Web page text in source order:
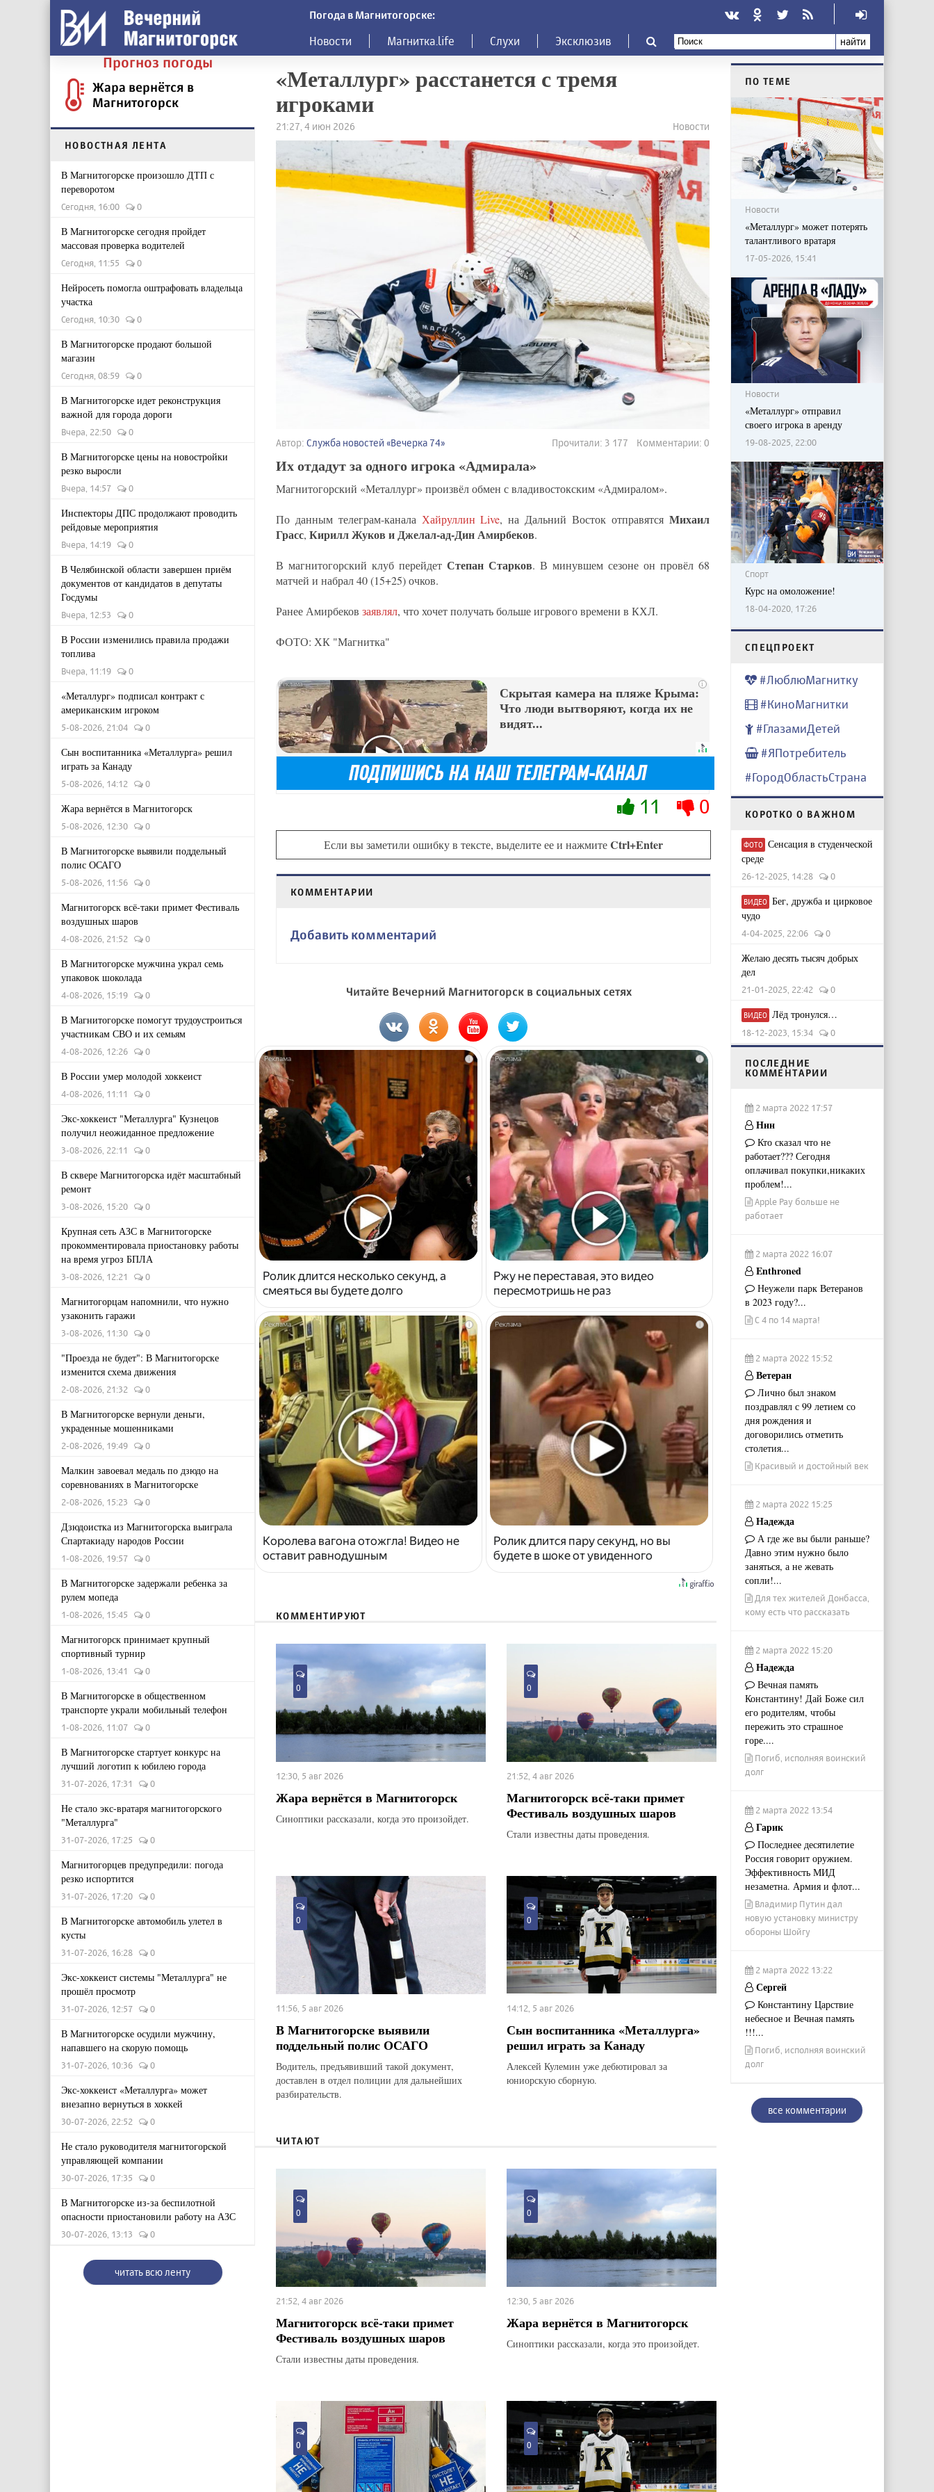
Погода в Магнитогорске:
Новости Магнитка.life Слухи Эксклюзив найти
Прогноз погоды
Жара вернётся в
Магнитогорск
НОВОСТНАЯ ЛЕНТА
В Магнитогорске произошло ДТП с
переворотом
Сегодня, 16:00 0
В Магнитогорске сегодня пройдет
массовая проверка водителей
Сегодня, 11:55 0
Нейросеть помогла оштрафовать владельца
участка
Сегодня, 10:30 0
В Магнитогорске продают большой
магазин
Сегодня, 08:59 0
В Магнитогорске идет реконструкция
важной для города дороги
Вчера, 22:50 0
В Магнитогорске цены на новостройки
резко выросли
Вчера, 14:57 0
Инспекторы ДПС продолжают проводить
рейдовые мероприятия
Вчера, 14:19 0
В Челябинской области завершен приём
документов от кандидатов в депутаты
Госдумы
Вчера, 12:53 0
В России изменились правила продажи
топлива
Вчера, 11:19 0
«Металлург» подписал контракт с
американским игроком
5-08-2026, 21:04 0
Сын воспитанника «Металлурга» решил
играть за Канаду
5-08-2026, 14:12 0
Жара вернётся в Магнитогорск
5-08-2026, 12:30 0
В Магнитогорске выявили поддельный
полис ОСАГО
5-08-2026, 11:56 0
Магнитогорск всё-таки примет Фестиваль
воздушных шаров
4-08-2026, 21:52 0
В Магнитогорске мужчина украл семь
упаковок шоколада
4-08-2026, 15:19 0
В Магнитогорске помогут трудоустроиться
участникам СВО и их семьям
4-08-2026, 12:26 0
В России умер молодой хоккеист
4-08-2026, 11:11 0
Экс-хоккеист "Металлурга" Кузнецов
получил неожиданное предложение
3-08-2026, 22:11 0
В сквере Магнитогорска идёт масштабный
ремонт
3-08-2026, 15:20 0
Крупная сеть АЗС в Магнитогорске
прокомментировала приостановку работы
на время угроз БПЛА
3-08-2026, 12:21 0
Магнитогорцам напомнили, что нужно
узаконить гаражи
3-08-2026, 11:30 0
"Проезда не будет": В Магнитогорске
изменится схема движения
2-08-2026, 21:32 0
В Магнитогорске вернули деньги,
украденные мошенниками
2-08-2026, 19:49 0
Малкин завоевал медаль по дзюдо на
соревнованиях в Магнитогорске
2-08-2026, 15:23 0
Дзюдоистка из Магнитогорска выиграла
Спартакиаду народов России
1-08-2026, 19:57 0
В Магнитогорске задержали ребенка за
рулем мопеда
1-08-2026, 15:45 0
Магнитогорск принимает крупный
спортивный турнир
1-08-2026, 13:41 0
В Магнитогорске в общественном
транспорте украли мобильный телефон
1-08-2026, 11:07 0
В Магнитогорске стартует конкурс на
лучший логотип к юбилею города
31-07-2026, 17:31 0
Не стало экс-вратаря магнитогорского
"Металлурга"
31-07-2026, 17:25 0
Магнитогорцев предупредили: погода
резко испортится
31-07-2026, 17:20 0
В Магнитогорске автомобиль улетел в
кусты
31-07-2026, 16:28 0
Экс-хоккеист системы "Металлурга" не
прошёл просмотр
31-07-2026, 12:57 0
В Магнитогорске осудили мужчину,
напавшего на скорую помощь
31-07-2026, 10:36 0
Экс-хоккеист «Металлурга» может
внезапно вернуться в хоккей
30-07-2026, 22:52 0
Не стало руководителя магнитогорской
управляющей компании
30-07-2026, 17:35 0
В Магнитогорске из-за беспилотной
опасности приостановили работу на АЗС
30-07-2026, 13:13 0
читать всю ленту
«Металлург» расстанется с тремя
игроками
21:27, 4 июн 2026 Новости
Автор: Служба новостей «Вечерка 74» Прочитали: 3 177 Комментарии: 0
Их отдадут за одного игрока «Адмирала»
Магнитогорский «Металлург» произвёл обмен с владивостокским «Адмиралом».
По данным телеграм-канала Хайруллин Live, на Дальний Восток отправятся Михаил
Грасс, Кирилл Жуков и Джелал-ад-Дин Амирбеков.
В магнитогорский клуб перейдет Степан Старков. В минувшем сезоне он провёл 68
матчей и набрал 40 (15+25) очков.
Ранее Амирбеков заявлял, что хочет получать больше игрового времени в КХЛ.
ФОТО: ХК "Магнитка"
i
Скрытая камера на пляже Крыма:
Что люди вытворяют, когда их не
видят...
11 0
Если вы заметили ошибку в тексте, выделите ее и нажмитеCtrl+Enter
КОММЕНТАРИИ
Добавить комментарий
Читайте Вечерний Магнитогорск в социальных сетях
i
Ролик длится несколько секунд, а
смеяться вы будете долго
i
Ржу не переставая, это видео
пересмотришь не раз
i
Королева вагона отожгла! Видео не
оставит равнодушным
i
Ролик длится пару секунд, но вы
будете в шоке от увиденного
КОММЕНТИРУЮТ
0
12:30, 5 авг 2026
Жара вернётся в Магнитогорск
Синоптики рассказали, когда это произойдет.
0
21:52, 4 авг 2026
Магнитогорск всё-таки примет
Фестиваль воздушных шаров
Стали известны даты проведения.
0
11:56, 5 авг 2026
В Магнитогорске выявили
поддельный полис ОСАГО
Водитель, предъявивший такой документ,
доставлен в отдел полиции для дальнейших
разбирательств.
0
14:12, 5 авг 2026
Сын воспитанника «Металлурга»
решил играть за Канаду
Алексей Кулемин уже дебютировал за
юниорскую сборную.
ЧИТАЮТ
0
21:52, 4 авг 2026
Магнитогорск всё-таки примет
Фестиваль воздушных шаров
Стали известны даты проведения.
0
12:30, 5 авг 2026
Жара вернётся в Магнитогорск
Синоптики рассказали, когда это произойдет.
0 0
ПО ТЕМЕ
Новости
«Металлург» может потерять
талантливого вратаря
17-05-2026, 15:41
Новости
«Металлург» отправил
своего игрока в аренду
19-08-2025, 22:00
Спорт
Курс на омоложение!
18-04-2020, 17:26
CПЕЦПРОЕКТ
#ЛюблюМагнитку
#КиноМагнитки
#ГлазамиДетей
#ЯПотребитель
#ГородОбластьСтрана
КОРОТКО О ВАЖНОМ
ФОТО Сенсация в студенческой
среде
26-12-2025, 14:28 0
ВИДЕО Бег, дружба и цирковое
чудо
4-04-2025, 22:06 0
Желаю десять тысяч добрых
дел
21-01-2025, 22:42 0
ВИДЕО Лёд тронулся…
18-12-2023, 15:34 0
ПОСЛЕДНИЕ
КОММЕНТАРИИ
2 марта 2022 17:57
Ннн
Кто сказал что не
работает??? Сегодня
оплачивал покупки,никаких
проблем!...
Apple Pay больше не
работает
2 марта 2022 16:07
Enthroned
Неужели парк Ветеранов
в 2023 году?...
С 4 по 14 марта!
2 марта 2022 15:52
Ветеран
Лично был знаком
поздравлял с 99 летием со
дня рождения и
договорились отметить
столетия...
Красивый и достойный век
2 марта 2022 15:25
Надежда
А где же вы были раньше?
Давно этим нужно было
заняться, а не жевать
сопли!...
Для тех жителей Донбасса,
кому есть что рассказать
2 марта 2022 15:20
Надежда
Вечная память
Константину! Дай Боже сил
его родителям, чтобы
пережить это страшное
горе....
Погиб, исполняя воинский
долг
2 марта 2022 13:54
Гарик
Последнее десятилетие
Россия говорит оружием.
Эффективность МИД
незаметна. Армия и флот...
Владимир Путин дал
новую установку министру
обороны Шойгу
2 марта 2022 13:22
Сергей
Константину Царствие
небесное и Вечная память
!!!...
Погиб, исполняя воинский
долг
все комментарии